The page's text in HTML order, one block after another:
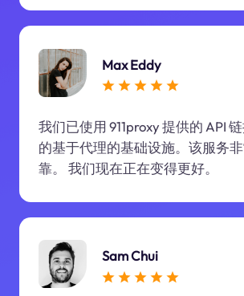
Max Eddy
我们已使用 911proxy 提供的 API
的基于代理的基础设施。该服务
靠。 我们现在正在变得更好。
Sam Chui